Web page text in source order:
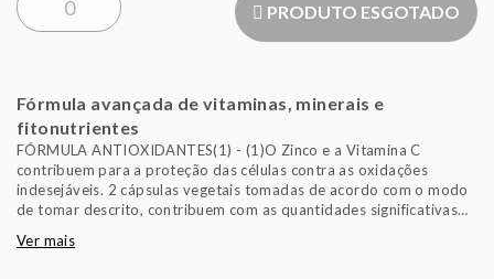
PRODUTO ESGOTADO
Fórmula avançada de vitaminas, minerais e
fitonutrientes
FÓRMULA ANTIOXIDANTES(1) - (1)O Zinco e a Vitamina C
contribuem para a proteção das células contra as oxidações
indesejáveis. 2 cápsulas vegetais tomadas de acordo com o modo
de tomar descrito, contribuem com as quantidades significativas
efeitos benéficos descritos. É importante seguir um regime
Ver mais